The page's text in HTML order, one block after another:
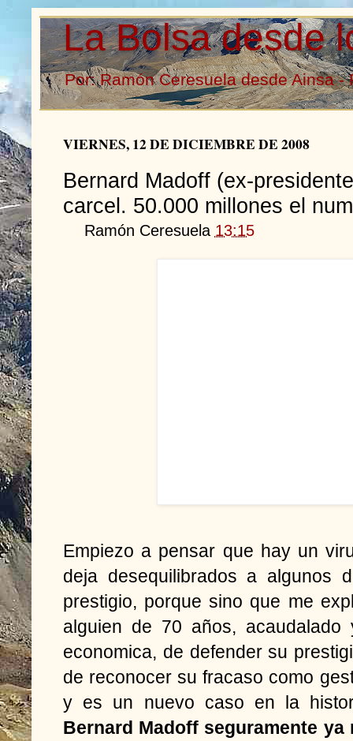
La Bolsa desde
Por: Ramón Ceresuela desde Ainsa -
VIERNES, 12 DE DICIEMBRE DE 2008
Bernard Madoff (ex-
carcel. 50.000 millones el
Ramón Ceresuela 13:15
Empiezo a pensar que hay un
deja desequilibrados a algunos
prestigio, porque sino que me
alguien de 70 años, acaudalado
economica, de defender su
de reconocer su fracaso como
y es un nuevo caso en la
Bernard Madoff seguramente